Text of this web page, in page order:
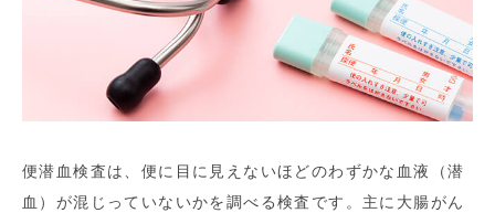
便潜血検査は、便に目に見えないほどのわずかな血液（潜
血）が混じっていないかを調べる検査です。主に大腸がん